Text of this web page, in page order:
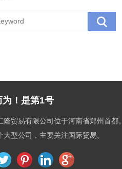
为！是第1号
隆贸易有限公司位于河南省郑州首都。
大型公司，主要关注国际贸易。